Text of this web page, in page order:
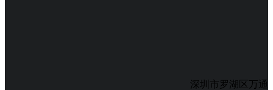
深圳市罗湖区万通